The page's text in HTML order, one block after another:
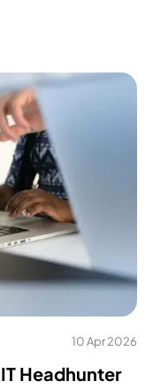
10 Apr 2026
Headhunter